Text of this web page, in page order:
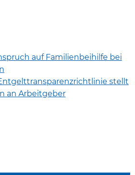
auf Familienbeihilfe bei
stellt
an Arbeitgeber